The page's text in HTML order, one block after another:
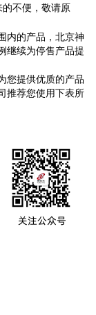
的不便，敬请原
内的产品，北京神
继续为停售产品提
您提供优质的产品
推荐您使用下表所
关注公众号